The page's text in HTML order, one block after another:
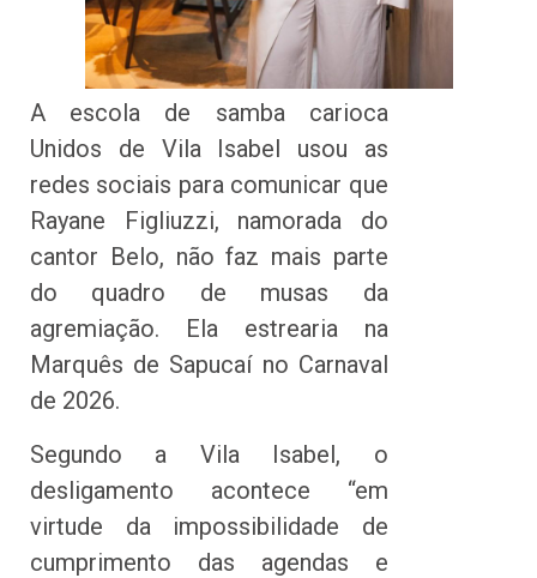
A escola de samba carioca
Unidos de Vila Isabel usou as
redes sociais para comunicar que
Rayane Figliuzzi, namorada do
cantor Belo, não faz mais parte
do quadro de musas da
agremiação. Ela estrearia na
Marquês de Sapucaí no Carnaval
de 2026.
Segundo a Vila Isabel, o
desligamento acontece “em
virtude da impossibilidade de
cumprimento das agendas e